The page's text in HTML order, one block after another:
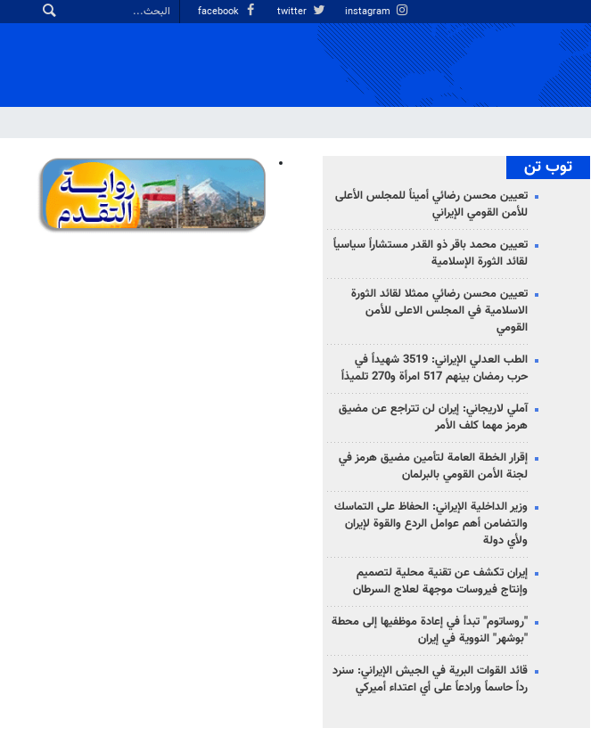
توب تن
تعيين محسن رضائي أميناً للمجلس الأعلى
للأمن القومي الإيراني
تعيين محمد باقر ذو القدر مستشاراً سياسياً
لقائد الثورة الإسلامية
تعيين محسن رضائي ممثلا لقائد الثورة
الاسلامية في المجلس الاعلى للأمن
القومي
الطب العدلي الإيراني: 3519 شهيداً في
حرب رمضان بينهم 517 امرأة و270 تلميذاً
آملي لاريجاني: إيران لن تتراجع عن مضيق
هرمز مهما كلف الأمر
إقرار الخطة العامة لتأمين مضيق هرمز في
لجنة الأمن القومي بالبرلمان
وزير الداخلية الإيراني: الحفاظ على التماسك
والتضامن أهم عوامل الردع والقوة لإيران
ولأي دولة
إيران تكشف عن تقنية محلية لتصميم
وإنتاج فيروسات موجهة لعلاج السرطان
"روساتوم" تبدأ في إعادة موظفيها إلى محطة
"بوشهر" النووية في إيران
قائد القوات البرية في الجيش الإيراني: سنرد
رداً حاسماً ورادعاً على أي اعتداء أميركي